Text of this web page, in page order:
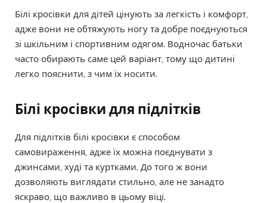
Білі кросівки для дітей цінують за легкість і комфорт,
адже вони не обтяжують ногу та добре поєднуються
зі шкільним і спортивним одягом. Водночас батьки
часто обирають саме цей варіант, тому що дитині
легко пояснити, з чим їх носити.
Білі кросівки для підлітків
Для підлітків білі кросівки є способом
самовираження, адже їх можна поєднувати з
джинсами, худі та куртками. До того ж вони
дозволяють виглядати стильно, але не занадто
яскраво, що важливо в цьому віці.